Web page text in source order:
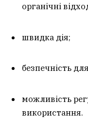
органічні
швидка дія;
безпечність
можливість
використання.